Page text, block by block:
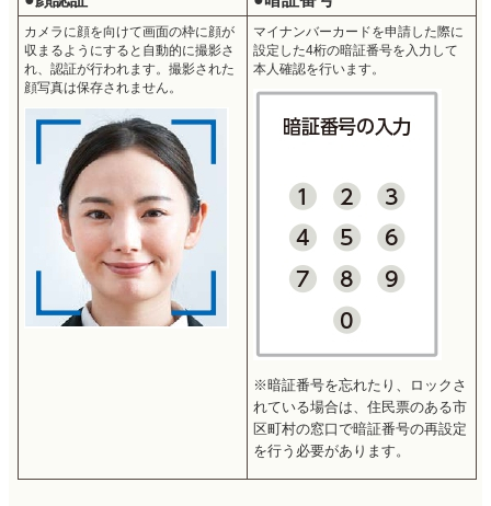
カメラに顔を向けて画面の枠に顔が
収まるようにすると自動的に撮影さ
れ、認証が行われます。撮影された
顔写真は保存されません。
マイナンバーカードを申請した際に
設定した4桁の暗証番号を入力して
本人確認を行います。
※暗証番号を忘れたり、ロックさ
れている場合は、住民票のある市
区町村の窓口で暗証番号の再設定
を行う必要があります。